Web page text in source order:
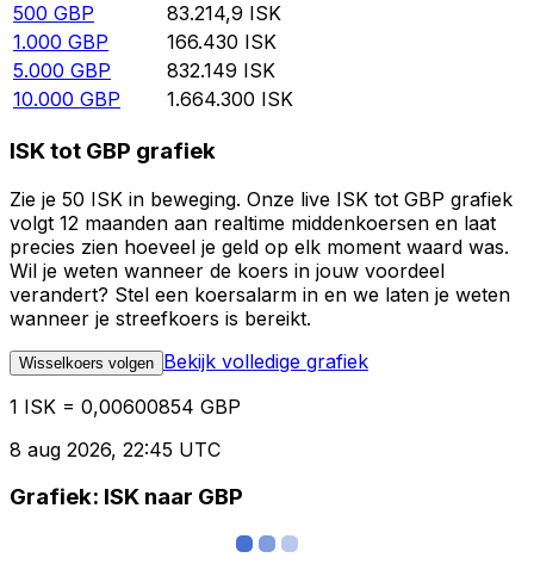
500 GBP 83.214,9 ISK
1.000 GBP 166.430 ISK
5.000 GBP 832.149 ISK
10.000 GBP 1.664.300 ISK
ISK tot GBP grafiek
Zie je 50 ISK in beweging. Onze live ISK tot GBP grafiek
volgt 12 maanden aan realtime middenkoersen en laat
precies zien hoeveel je geld op elk moment waard was.
Wil je weten wanneer de koers in jouw voordeel
verandert? Stel een koersalarm in en we laten je weten
wanneer je streefkoers is bereikt.
Wisselkoers volgen Bekijk volledige grafiek
1 ISK = 0,00600854 GBP
8 aug 2026, 22:45 UTC
Grafiek: ISK naar GBP